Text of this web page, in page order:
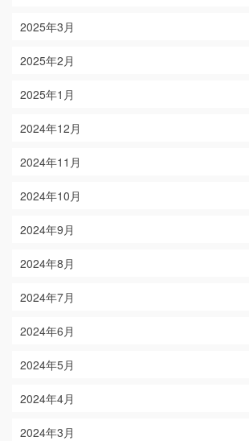
2025年3月
2025年2月
2025年1月
2024年12月
2024年11月
2024年10月
2024年9月
2024年8月
2024年7月
2024年6月
2024年5月
2024年4月
2024年3月